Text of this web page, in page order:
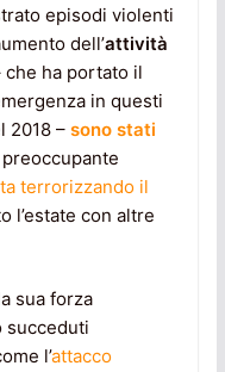
episodi violenti
dell’attività
che ha portato il
in questi
2018 – sono stati
terrorizzando il
l’estate con altre
sua forza
succeduti
l’attacco